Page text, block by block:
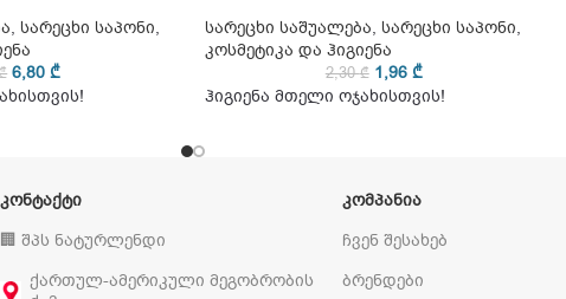
, სარეცხი საპონი,
6,80₾
სარეცხი საშუალება, სარეცხი საპონი,
კოსმეტიკა და ჰიგიენა
2,30₾ 1,96 ₾
ჰიგიენა მთელი ოჯახისთვის!
ᲙᲝᲜᲢᲐᲥᲢᲘ
🏢 შპს ნატურლენდი
ქართულ-ამერიკული მეგობრობის
ᲙᲝᲛᲞᲐᲜᲘᲐ
ჩვენ შესახებ
ბრენდები